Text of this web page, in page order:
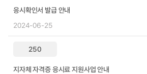
응시확인서 발급 안내
2024-06-25
250
지자체 자격증 응시료 지원사업 안내